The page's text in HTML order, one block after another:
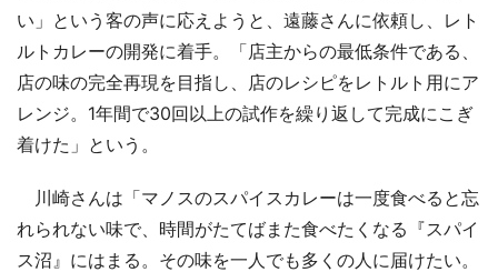
い」という客の声に応えようと、遠藤さんに依頼し、レト
ルトカレーの開発に着手。「店主からの最低条件である、
店の味の完全再現を目指し、店のレシピをレトルト用にア
レンジ。1年間で30回以上の試作を繰り返して完成にこぎ
着けた」という。
川崎さんは「マノスのスパイスカレーは一度食べると忘
れられない味で、時間がたてばまた食べたくなる『スパイ
ス沼』にはまる。その味を一人でも多くの人に届けたい。